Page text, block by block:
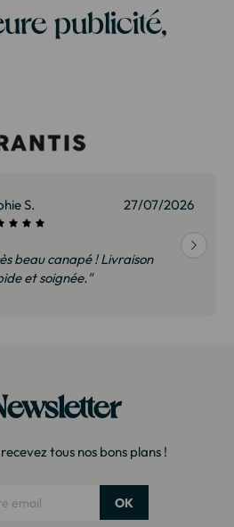
publicité,
G. 01/07/2026
satisfait. Nous avons vu cette
en magasin à 35% de
tous nos bons plans !
OK